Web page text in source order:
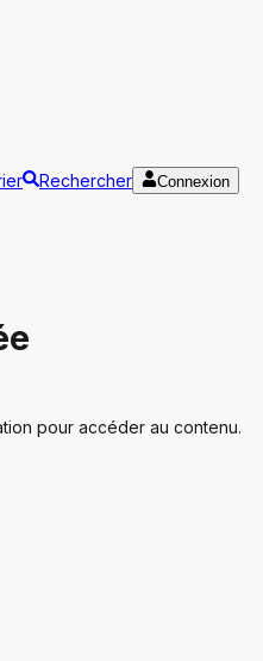
Rechercher
Connexion
pour accéder au contenu.